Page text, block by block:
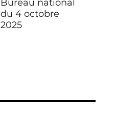
suivante :
Bureau national
du 4 octobre
2025